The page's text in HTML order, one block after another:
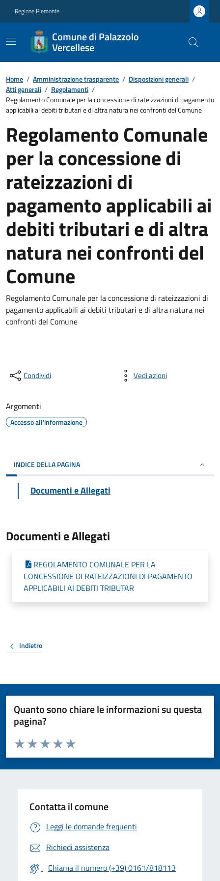
Regione Piemonte
Comune di Palazzolo
Vercellese
Home / Amministrazione trasparente / Disposizioni generali /
Atti generali / Regolamenti /
Regolamento Comunale per la concessione di rateizzazioni di pagamento
applicabili ai debiti tributari e di altra natura nei confronti del Comune
Regolamento Comunale
per la concessione di
rateizzazioni di
pagamento applicabili ai
debiti tributari e di altra
natura nei confronti del
Comune
Regolamento Comunale per la concessione di rateizzazioni di
pagamento applicabili ai debiti tributari e di altra natura nei
confronti del Comune
Condividi Vedi azioni
Argomenti
Accesso all'informazione
INDICE DELLA PAGINA
Documenti e Allegati
Documenti e Allegati
REGOLAMENTO COMUNALE PER LA
CONCESSIONE DI RATEIZZAZIONI DI PAGAMENTO
APPLICABILI AI DEBITI TRIBUTAR
Indietro
Quanto sono chiare le informazioni su questa
pagina?
Valuta da 1 a 5 stelle la pagina
Valuta 5 stelle su 5
Valuta 4 stelle su 5
Valuta 3 stelle su 5
Valuta 2 stelle su 5
Valuta 1 stelle su 5
Contatta il comune
Leggi le domande frequenti
Richiedi assistenza
Chiama il numero (+39) 0161/818113